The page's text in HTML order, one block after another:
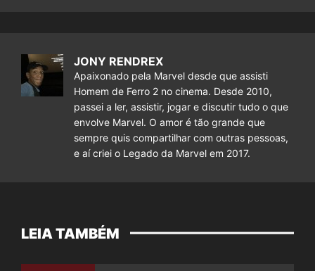
JONY RENDREX
Apaixonado pela Marvel desde que assisti
Homem de Ferro 2 no cinema. Desde 2010,
passei a ler, assistir, jogar e discutir tudo o que
envolve Marvel. O amor é tão grande que
sempre quis compartilhar com outras pessoas,
e aí criei o Legado da Marvel em 2017.
LEIA TAMBÉM